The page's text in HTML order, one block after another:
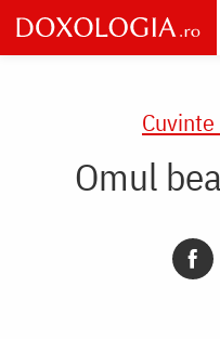
Skip
to
main
Omul